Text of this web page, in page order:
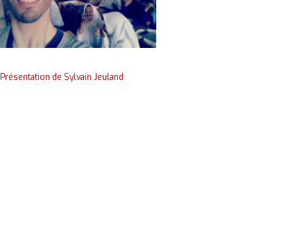
Présentation de Sylvain Jeuland